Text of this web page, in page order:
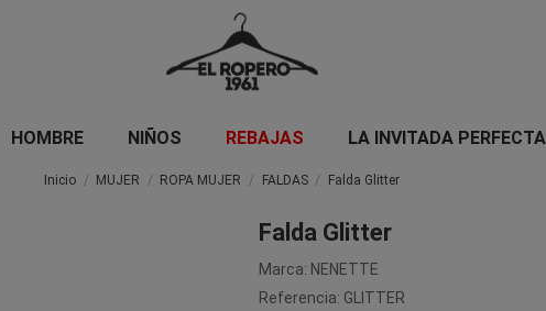
HOMBRE NIÑOS REBAJAS LA INVITADA PERFECTA
Inicio MUJER ROPA MUJER FALDAS Falda Glitter
Falda Glitter
Marca: NENETTE
Referencia: GLITTER